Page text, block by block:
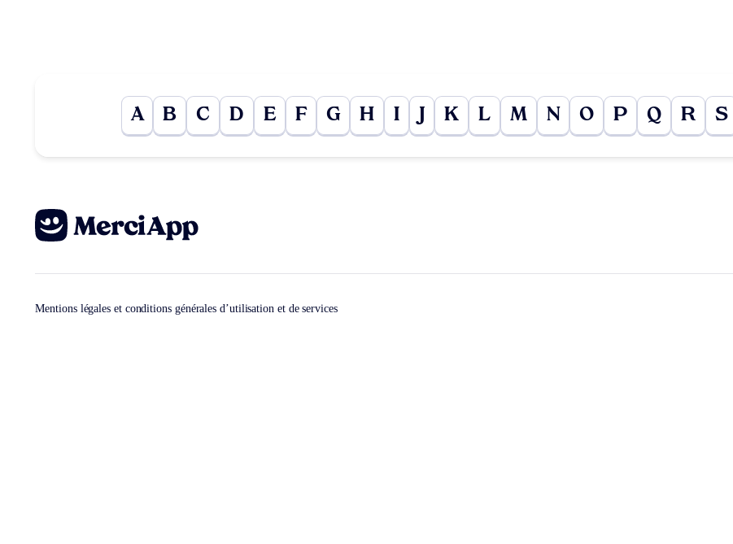
A B C D E F G H I K L M N O P Q R S
Mentions légales et conditions générales d’utilisation et de services